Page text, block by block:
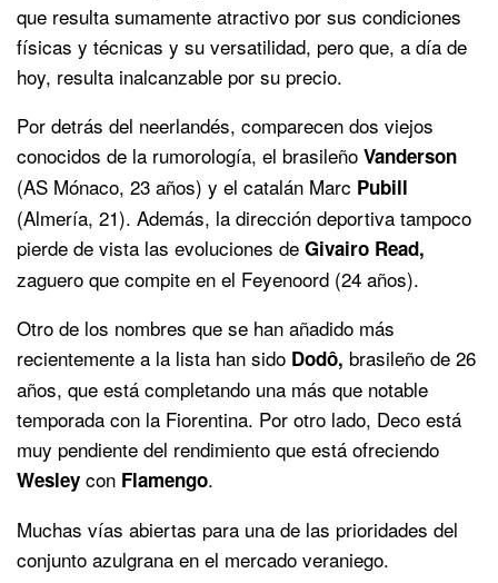
que resulta sumamente atractivo por sus condiciones
físicas y técnicas y su versatilidad, pero que, a día de
hoy, resulta inalcanzable por su precio.
Por detrás del neerlandés, comparecen dos viejos
conocidos de la rumorología, el brasileño Vanderson
(AS Mónaco, 23 años) y el catalán Marc Pubill
(Almería, 21). Además, la dirección deportiva tampoco
pierde de vista las evoluciones de Givairo Read,
zaguero que compite en el Feyenoord (24 años).
Otro de los nombres que se han añadido más
recientemente a la lista han sido Dodô, brasileño de 26
años, que está completando una más que notable
temporada con la Fiorentina. Por otro lado, Deco está
muy pendiente del rendimiento que está ofreciendo
Wesley con Flamengo.
Muchas vías abiertas para una de las prioridades del
conjunto azulgrana en el mercado veraniego.